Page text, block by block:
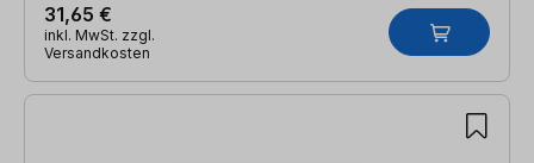
31,65 €
inkl. MwSt. zzgl.
Versandkosten